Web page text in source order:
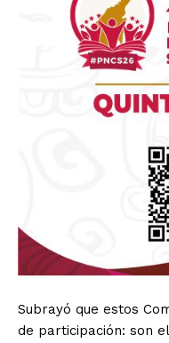
Subrayó que estos
de participación: son